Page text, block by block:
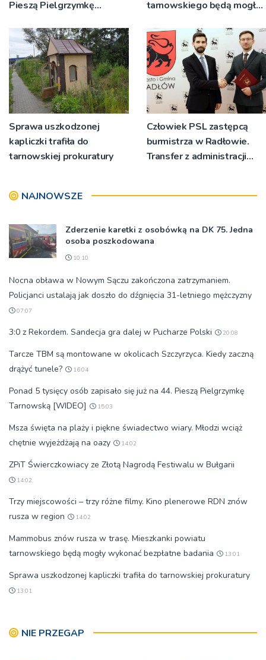
Pieszą Pielgrzymkę
tarnowskiego będą mogły
badania
Sprawa uszkodzonej
kapliczki trafiła do
tarnowskiej prokuratury
Człowiek PSL zastępcą
burmistrza w Radłowie.
Transfer z administracji
NAJNOWSZE
Zderzenie karetki z osobówką na DK 75. Jedna
osoba poszkodowana
10:10
Nocna obława w Nowym Sączu zakończona zatrzymaniem.
Policjanci ustalają jak doszło do dźgnięcia 31-letniego mężczyzny
07:07
3:0 z Rekordem. Sandecja gra dalej w Pucharze Polski 20:08
Tarcze TBM są montowane w okolicach Szczyrzyca. Kiedy zaczną
drążyć tunele?
16:04
Ponad 5 tysięcy osób zapisało się już na 44. Pieszą Pielgrzymkę
Tarnowską [WIDEO]
15:03
Msza święta na plaży i piękne świadectwo wiary. Młodzi wciąż
chętnie wyjeżdżają na oazy
14:02
ZPiT Świerczkowiacy ze Złotą Nagrodą Festiwalu w Bułgarii
14:02
Trzy miejscowości – trzy różne filmy. Kino plenerowe RDN znów
rusza w region
14:02
Mammobus znów rusza w trasę. Mieszkanki powiatu
tarnowskiego będą mogły wykonać bezpłatne badania
13:01
Sprawa uszkodzonej kapliczki trafiła do tarnowskiej prokuratury
13:01
NIE PRZEGAP